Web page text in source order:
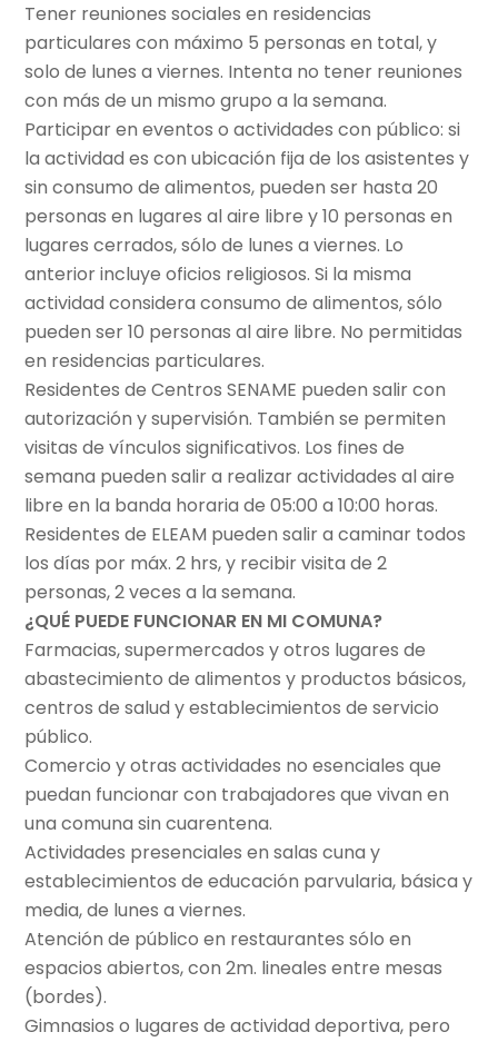
Tener reuniones sociales en residencias
particulares con máximo 5 personas en total, y
solo de lunes a viernes. Intenta no tener reuniones
con más de un mismo grupo a la semana.
Participar en eventos o actividades con público: si
la actividad es con ubicación fija de los asistentes y
sin consumo de alimentos, pueden ser hasta 20
personas en lugares al aire libre y 10 personas en
lugares cerrados, sólo de lunes a viernes. Lo
anterior incluye oficios religiosos. Si la misma
actividad considera consumo de alimentos, sólo
pueden ser 10 personas al aire libre. No permitidas
en residencias particulares.
Residentes de Centros SENAME pueden salir con
autorización y supervisión. También se permiten
visitas de vínculos significativos. Los fines de
semana pueden salir a realizar actividades al aire
libre en la banda horaria de 05:00 a 10:00 horas.
Residentes de ELEAM pueden salir a caminar todos
los días por máx. 2 hrs, y recibir visita de 2
personas, 2 veces a la semana.
¿QUÉ PUEDE FUNCIONAR EN MI COMUNA?
Farmacias, supermercados y otros lugares de
abastecimiento de alimentos y productos básicos,
centros de salud y establecimientos de servicio
público.
Comercio y otras actividades no esenciales que
puedan funcionar con trabajadores que vivan en
una comuna sin cuarentena.
Actividades presenciales en salas cuna y
establecimientos de educación parvularia, básica y
media, de lunes a viernes.
Atención de público en restaurantes sólo en
espacios abiertos, con 2m. lineales entre mesas
(bordes).
Gimnasios o lugares de actividad deportiva, pero